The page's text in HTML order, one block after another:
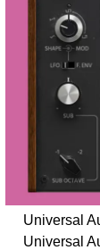
Universal
Universal